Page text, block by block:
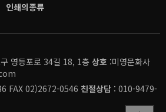
인쇄의종류
영등포로 34길 18, 1층 상호 :미영문화사
FAX 02)2672-0546 친절상담 : 010-9479-